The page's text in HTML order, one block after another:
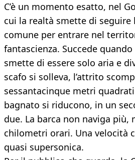
C’è un momento esatto, nel
cui la realtà smette di seguire
comune per entrare nel
fantascienza. Succede
smette di essere solo aria e
scafo si solleva, l’attrito
sessantacinque metri
bagnato si riducono, in un
due. La barca non naviga più,
chilometri orari. Una velocità
quasi supersonica.